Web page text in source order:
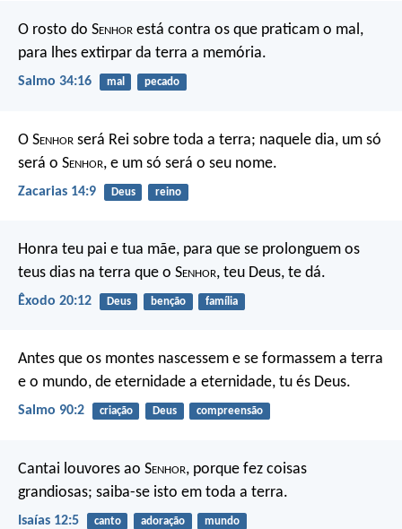
O rosto do Senhor está contra os que praticam o mal,
para lhes extirpar da terra a memória.
Salmo 34:16 mal pecado
O Senhor será Rei sobre toda a terra; naquele dia, um só
será o Senhor, e um só será o seu nome.
Zacarias 14:9 Deus reino
Honra teu pai e tua mãe, para que se prolonguem os
teus dias na terra que o Senhor, teu Deus, te dá.
Êxodo 20:12 Deus benção família
Antes que os montes nascessem e se formassem a terra
e o mundo, de eternidade a eternidade, tu és Deus.
Salmo 90:2 criação Deus compreensão
Cantai louvores ao Senhor, porque fez coisas
grandiosas; saiba-se isto em toda a terra.
Isaías 12:5 canto adoração mundo